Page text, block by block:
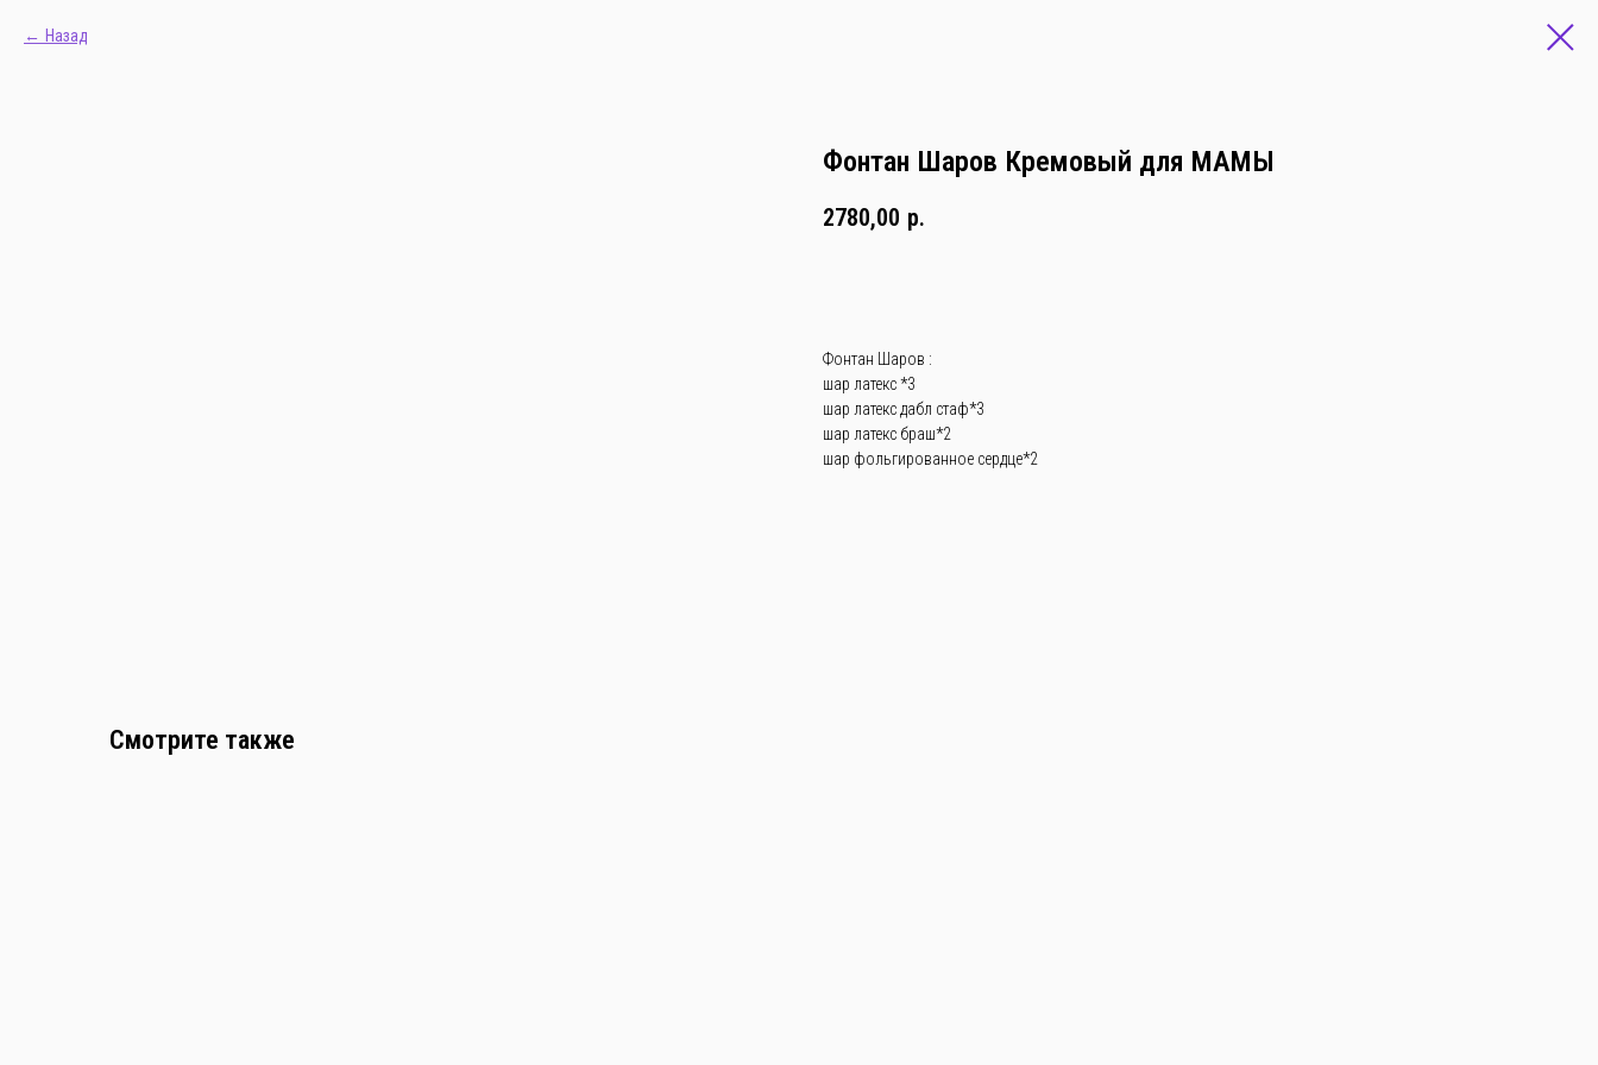
Назад
Фонтан Шаров Кремовый для МАМЫ
2780,00 р.
Фонтан Шаров :
шар латекс *3
шар латекс дабл стаф*3
шар латекс браш*2
шар фольгированное сердце*2
Смотрите также